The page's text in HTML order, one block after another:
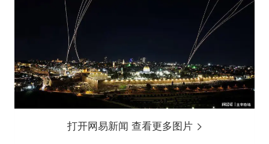
打开网易新闻 查看更多图片